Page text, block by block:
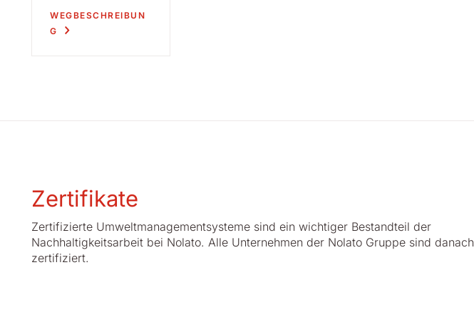
WEGBESCHREIBUN
G
Zertifikate
Zertifizierte Umweltmanagementsysteme sind ein wichtiger Bestandteil der
Nachhaltigkeitsarbeit bei Nolato. Alle Unternehmen der Nolato Gruppe sind danach
zertifiziert.